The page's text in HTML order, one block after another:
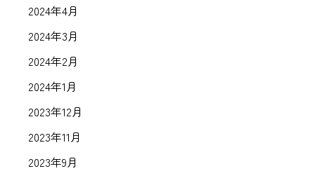
2024年4月
2024年3月
2024年2月
2024年1月
2023年12月
2023年11月
2023年9月